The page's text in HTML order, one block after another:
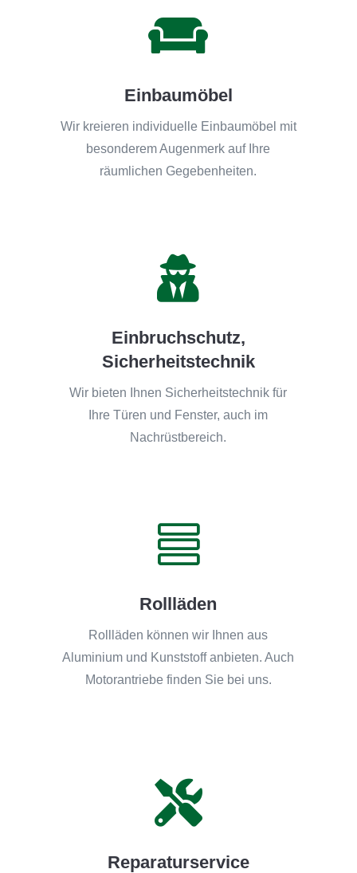

Einbaumöbel
Wir kreieren individuelle Einbaumöbel mit
besonderem Augenmerk auf Ihre
räumlichen Gegebenheiten.

Einbruchschutz,
Sicherheitstechnik
Wir bieten Ihnen Sicherheitstechnik für
Ihre Türen und Fenster, auch im
Nachrüstbereich.

Rollläden
Rollläden können wir Ihnen aus
Aluminium und Kunststoff anbieten. Auch
Motorantriebe finden Sie bei uns.

Reparaturservice